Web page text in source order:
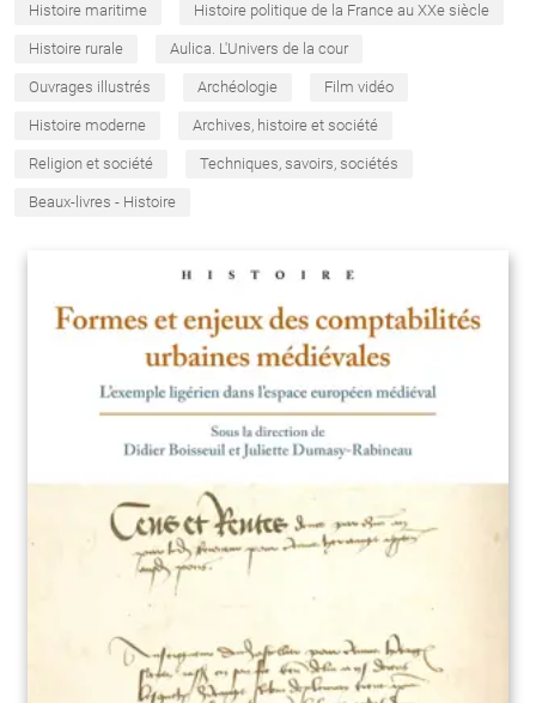
Histoire maritime Histoire politique de la France au XXe siècle
Histoire rurale Aulica. L'Univers de la cour
Ouvrages illustrés Archéologie Film vidéo
Histoire moderne Archives, histoire et société
Religion et société Techniques, savoirs, sociétés
Beaux-livres - Histoire